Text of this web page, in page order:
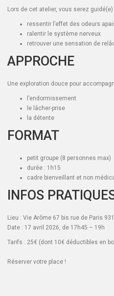
Lors de cet atelier, vous serez guidé(e)
ressentir l’effet des odeurs
ralentir le système nerveux
retrouver une sensation de
APPROCHE
Une exploration douce pour
l’endormissement
le lâcher-prise
la détente
FORMAT
petit groupe (8 personnes max)
durée : 1h15
cadre bienveillant et non
INFOS
Lieu : Vie Arôme 67 bis rue de Paris
Date : 17 avril 2026, de 17h45 – 19h
Tarifs : 25€ (dont 10€ déductibles en
Réserver votre place !